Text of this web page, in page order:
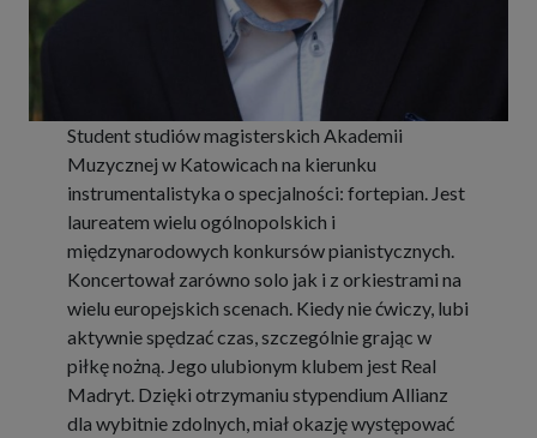
Student studiów magisterskich Akademii
Muzycznej w Katowicach na kierunku
instrumentalistyka o specjalności: fortepian. Jest
laureatem wielu ogólnopolskich i
międzynarodowych konkursów pianistycznych.
Koncertował zarówno solo jak i z orkiestrami na
wielu europejskich scenach. Kiedy nie ćwiczy, lubi
aktywnie spędzać czas, szczególnie grając w
piłkę nożną. Jego ulubionym klubem jest Real
Madryt. Dzięki otrzymaniu stypendium Allianz
dla wybitnie zdolnych, miał okazję występować